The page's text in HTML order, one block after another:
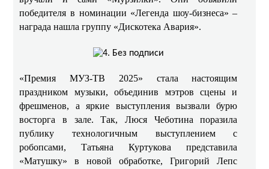
победителя в номинации «Легенда шоу-бизнеса» –
награда нашла группу «Дискотека Авария».
«Премия МУЗ-ТВ 2025» стала настоящим
праздником музыки, объединив мэтров сцены и
фрешменов, а яркие выступления вызвали бурю
восторга в зале. Так, Люся Чеботина поразила
публику технологичным выступлением с
робопсами, Татьяна Куртукова представила
«Матушку» в новой обработке, Григорий Лепс